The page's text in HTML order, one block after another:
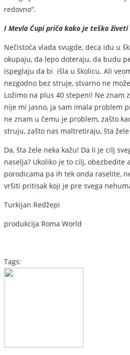
redovno“.
I Mevla Ćupi priča kako je teško živeti
Nečistoća vlada svugde, deca idu u
okupaju, da lepo doteraju, da budu
ispeglaju da bi išla u školicu. Ali
nezgodno bez struje, stvarno ne
Ložimo na plus 40 stepeni! Ne znam
nije mi jasno, ja sam imala problem
ne znam u čemu je problem, zašto
struju, zašto nas maltretiraju, šta žele
Da, šta žele neka kažu! Da li je cilj
naselja? Ukoliko je to cilj,
porodicama pa ih tek onda raselite,
vršiti pritisak koji je pre svega
Turkijan Redžepi
produkcija Roma World
Tags: